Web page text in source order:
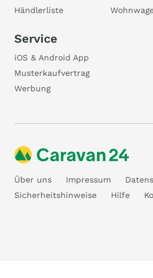
Händlerliste
Service
iOS & Android App
Musterkaufvertrag
Werbung
Über uns Impressum
Sicherheitshinweise
Hilfe